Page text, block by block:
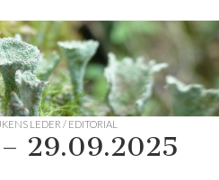
LEDER / EDITORIAL
29.09.2025